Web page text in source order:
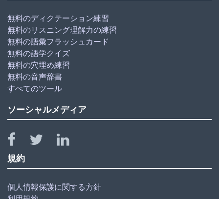
無料のディクテーション練習
無料のリスニング理解力の練習
無料の語彙フラッシュカード
無料の語学クイズ
無料の穴埋め練習
無料の音声辞書
すべてのツール
ソーシャルメディア
規約
個人情報保護に関する方針